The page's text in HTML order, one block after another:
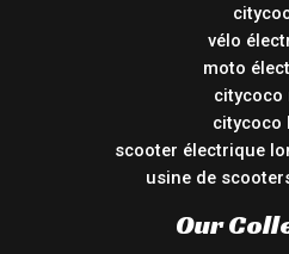
vélo
moto
citycoco
citycoco
scooter électrique
usine de
Our